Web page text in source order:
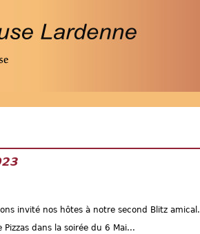
invité nos hôtes à notre second Blitz amical.
dans la soirée du 6 Mai...